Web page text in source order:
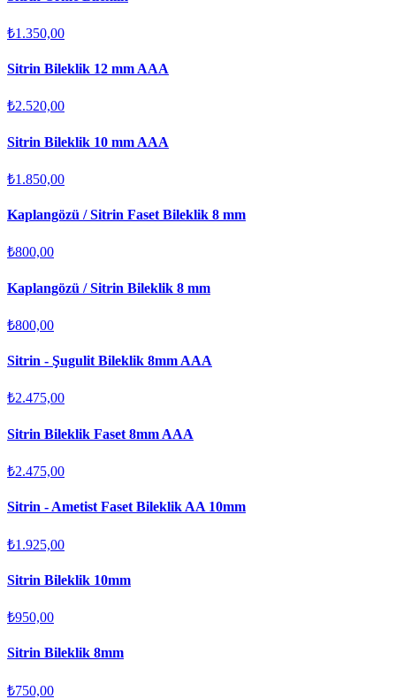
₺1.350,00
Sitrin Bileklik 12 mm AAA
₺2.520,00
Sitrin Bileklik 10 mm AAA
₺1.850,00
Kaplangözü / Sitrin Faset Bileklik 8 mm
₺800,00
Kaplangözü / Sitrin Bileklik 8 mm
₺800,00
Sitrin - Şugulit Bileklik 8mm AAA
₺2.475,00
Sitrin Bileklik Faset 8mm AAA
₺2.475,00
Sitrin - Ametist Faset Bileklik AA 10mm
₺1.925,00
Sitrin Bileklik 10mm
₺950,00
Sitrin Bileklik 8mm
₺750,00